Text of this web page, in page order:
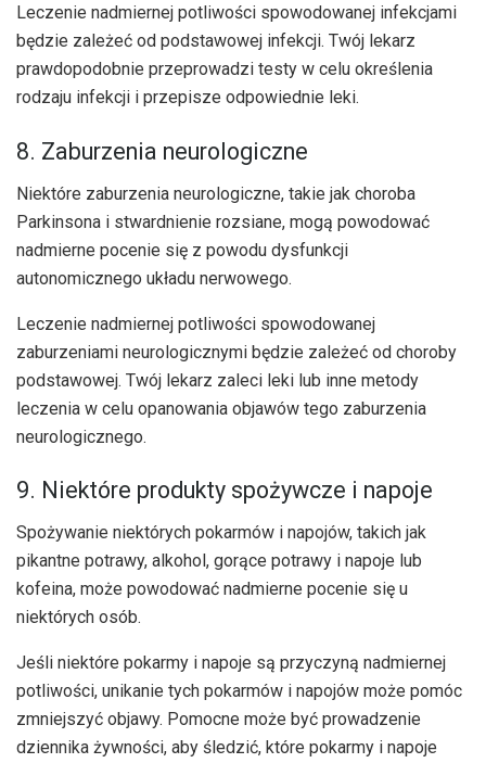
Leczenie nadmiernej potliwości spowodowanej infekcjami
będzie zależeć od podstawowej infekcji. Twój lekarz
prawdopodobnie przeprowadzi testy w celu określenia
rodzaju infekcji i przepisze odpowiednie leki.
8. Zaburzenia neurologiczne
Niektóre zaburzenia neurologiczne, takie jak choroba
Parkinsona i stwardnienie rozsiane, mogą powodować
nadmierne pocenie się z powodu dysfunkcji
autonomicznego układu nerwowego.
Leczenie nadmiernej potliwości spowodowanej
zaburzeniami neurologicznymi będzie zależeć od choroby
podstawowej. Twój lekarz zaleci leki lub inne metody
leczenia w celu opanowania objawów tego zaburzenia
neurologicznego.
9. Niektóre produkty spożywcze i napoje
Spożywanie niektórych pokarmów i napojów, takich jak
pikantne potrawy, alkohol, gorące potrawy i napoje lub
kofeina, może powodować nadmierne pocenie się u
niektórych osób.
Jeśli niektóre pokarmy i napoje są przyczyną nadmiernej
potliwości, unikanie tych pokarmów i napojów może pomóc
zmniejszyć objawy. Pomocne może być prowadzenie
dziennika żywności, aby śledzić, które pokarmy i napoje